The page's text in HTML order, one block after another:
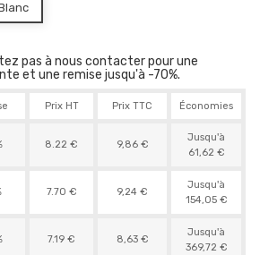
pas à nous contacter pour une
et une remise jusqu'à -70%.
Prix HT Prix TTC Économies
8.22 € 9,86 €
Jusqu'à
61,62 €
7.70 € 9,24 €
Jusqu'à
154,05 €
7.19 € 8,63 €
Jusqu'à
369,72 €